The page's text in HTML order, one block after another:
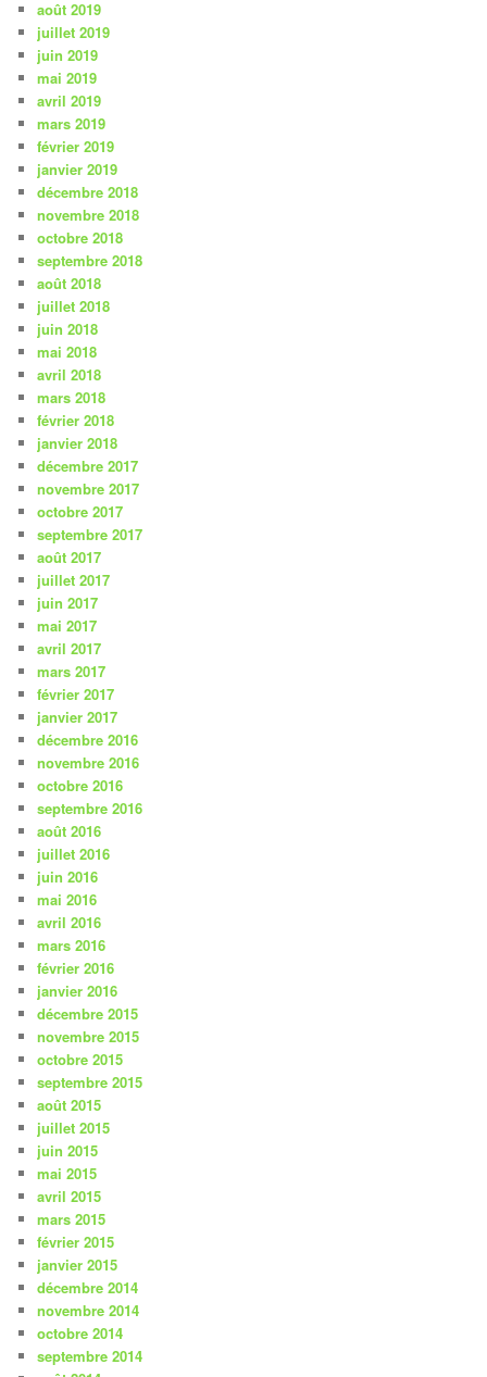
août 2019
juillet 2019
juin 2019
mai 2019
avril 2019
mars 2019
février 2019
janvier 2019
décembre 2018
novembre 2018
octobre 2018
septembre 2018
août 2018
juillet 2018
juin 2018
mai 2018
avril 2018
mars 2018
février 2018
janvier 2018
décembre 2017
novembre 2017
octobre 2017
septembre 2017
août 2017
juillet 2017
juin 2017
mai 2017
avril 2017
mars 2017
février 2017
janvier 2017
décembre 2016
novembre 2016
octobre 2016
septembre 2016
août 2016
juillet 2016
juin 2016
mai 2016
avril 2016
mars 2016
février 2016
janvier 2016
décembre 2015
novembre 2015
octobre 2015
septembre 2015
août 2015
juillet 2015
juin 2015
mai 2015
avril 2015
mars 2015
février 2015
janvier 2015
décembre 2014
novembre 2014
octobre 2014
septembre 2014